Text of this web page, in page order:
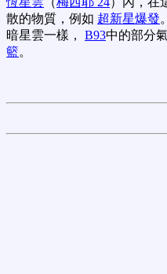
散的物質，例如 超新星爆發
暗星雲一樣， B93中的部分
籃。